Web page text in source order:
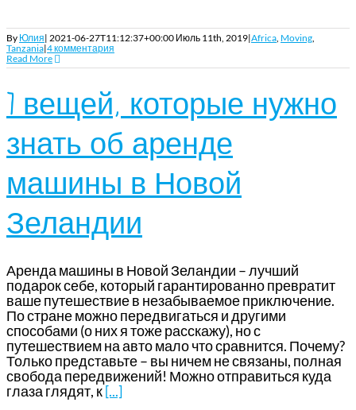
By Юлия| 2021-06-27T11:12:37+00:00 Июль 11th, 2019|Africa, Moving,
Tanzania|4 комментария
Read More
7 вещей, которые нужно
знать об аренде
машины в Новой
Зеландии
Аренда машины в Новой Зеландии – лучший
подарок себе, который гарантированно превратит
ваше путешествие в незабываемое приключение.
По стране можно передвигаться и другими
способами (о них я тоже расскажу), но с
путешествием на авто мало что сравнится. Почему?
Только представьте – вы ничем не связаны, полная
свобода передвижений! Можно отправиться куда
глаза глядят, к[...]